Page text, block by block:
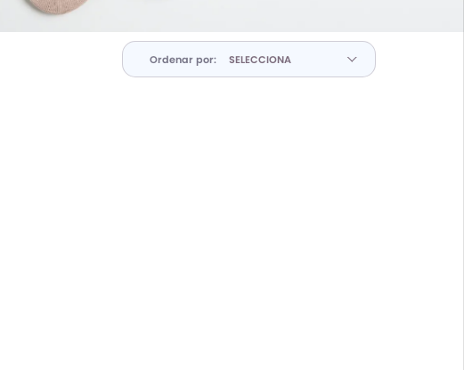
Ordenar por: